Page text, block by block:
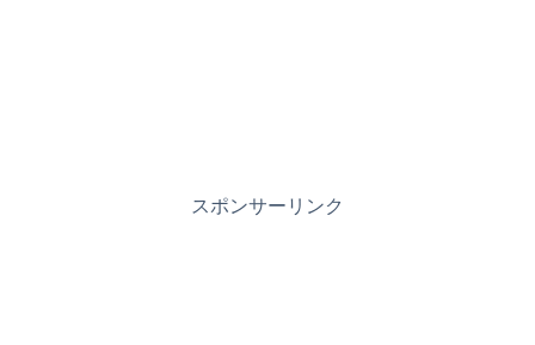
スポンサーリンク